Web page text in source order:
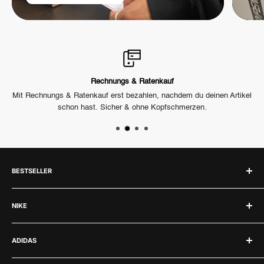
Rechnungs & Ratenkauf
Mit Rechnungs & Ratenkauf erst bezahlen, nachdem du deinen Artikel
schon hast. Sicher & ohne Kopfschmerzen.
BESTSELLER
Labubu
Jordan 1
Jordan 4
Jordan 3
Adidas Samba
NIKE
Nike
Air Force 1
Nike Dunk
ADIDAS
Adidas